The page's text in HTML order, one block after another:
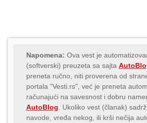
Napomena: Ova vest je
(softverski) preuzeta sa sajta
preneta ručno, niti proverena od
portala "Vesti.rs", već je preneta
računajući na savesnost i dobru
AutoBlog . Ukoliko vest (članak)
navode, vređa nekog, ili krši nečija